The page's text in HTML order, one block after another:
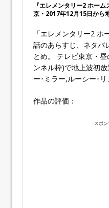
『エレメンタリー2 ホー
京・2017年12月15日から
「エレメンタリー2
話のあらすじ、ネタバ
とめ。 テレビ東京・
ンネル枠)で地上波初
ー･ミラー,ルーシー･リ
作品の評価：
スポ